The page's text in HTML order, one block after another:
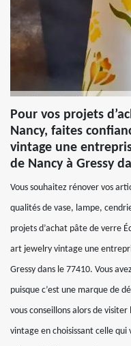
Pour vos projets
Nancy, faites
vintage une
de Nancy à Gressy
Vous souhaitez rénover vos
qualités de vase, lampe,
projets d’achat pâte de verre
art jewelry vintage une
Gressy dans le 77410. Vous
puisque c’est une marque de
vous conseillons alors de
vintage en choisissant celle